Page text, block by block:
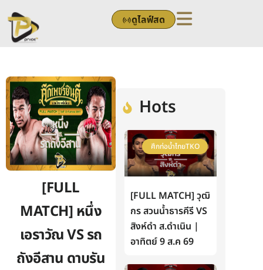
to
content
ดูไลฟ์สด
[FULL
MATCH] หนึ่ง
เอราวัณ VS รถ
ถังอีสาน ดาบรัน
Hots
ศึกท่อน้ำไทยTKO
[FULL MATCH] วุฒิ
กร สวนน้ำธารคีรี VS
สิงห์ดำ ส.ดำเนิน |
อาทิตย์ 9 ส.ค 69